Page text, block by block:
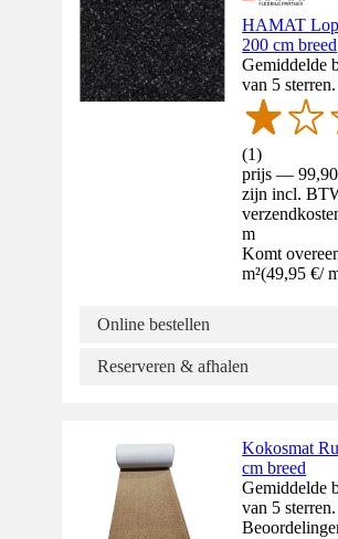
HAMAT
200 cm breed
Gemiddelde
van 5
(1)
prijs —
zijn incl.
m
Komt
m²(49,95 €/
Online bestellen
Reserveren & afhalen
Kokosmat
cm breed
Gemiddelde
van 5